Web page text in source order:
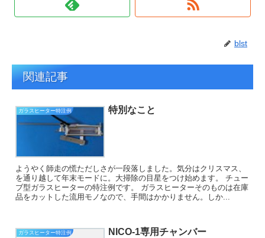
blst
関連記事
ガラスヒーター特注例 特別なこと
ようやく師走の慌ただしさが一段落しました。気分はクリスマス、
を通り越して年末モードに。大掃除の目星をつけ始めます。 チュー
ブ型ガラスヒーターの特注例です。 ガラスヒーターそのものは在庫
品をカットした流用モノなので、手間はかかりません。しか...
ガラスヒーター特注例 NICO-1専用チャンバー